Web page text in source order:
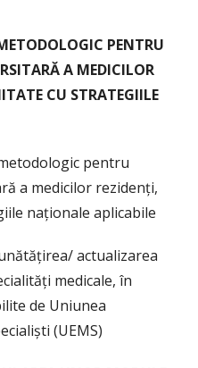
PENTRU
A MEDICILOR
CU STRATEGIILE
pentru
a medicilor rezidenți,
naționale aplicabile
actualizarea
medicale, în
de Uniunea
(UEMS)